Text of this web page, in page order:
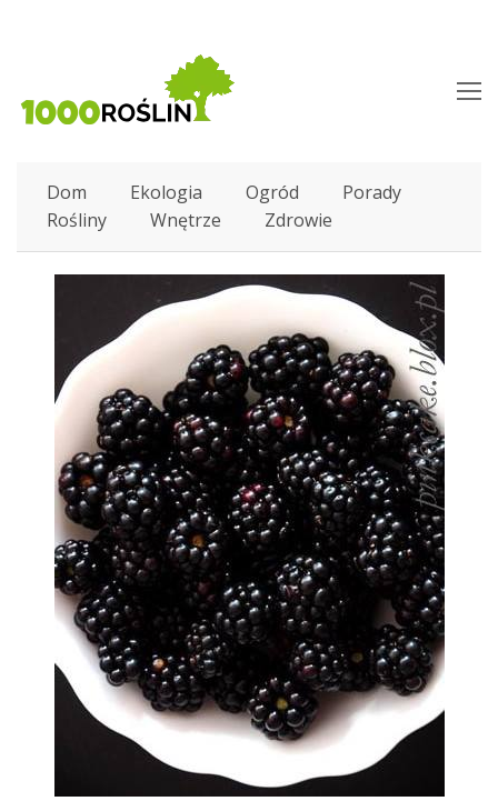
Dom Ekologia Ogród
Porady
Rośliny
Wnętrze Zdrowie